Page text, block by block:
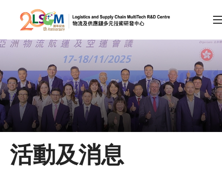
跳到內容（按回車鍵）
會員登入
A A EN 繁 简
主頁
關於LSCM
活動及消息